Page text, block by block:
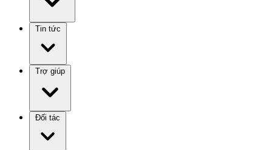
Tin tức
Trợ giúp
Đối tác